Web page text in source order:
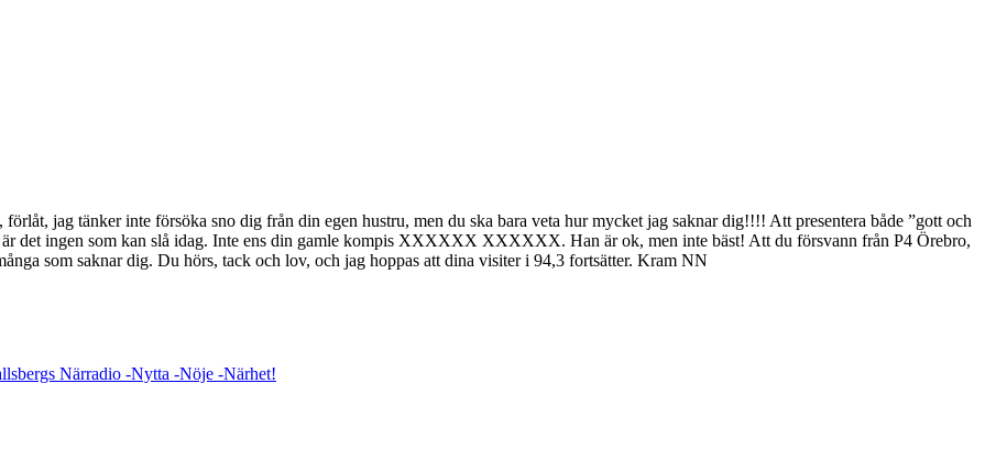
jag tänker inte försöka sno dig från din egen hustru, men du ska bara veta hur mycket jag saknar dig!!!! Att presentera både ”gott och
är det ingen som kan slå idag. Inte ens din gamle kompis XXXXXX XXXXXX. Han är ok, men inte bäst! Att du försvann från P4 Örebro,
som saknar dig. Du hörs, tack och lov, och jag hoppas att dina visiter i 94,3 fortsätter. Kram NN
Närradio -Nytta -Nöje -Närhet!